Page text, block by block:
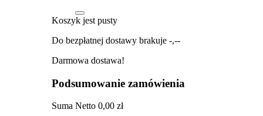
Koszyk jest pusty
Do bezpłatnej dostawy brakuje -,--
Darmowa dostawa!
Podsumowanie zamówienia
Suma Netto 0,00 zł